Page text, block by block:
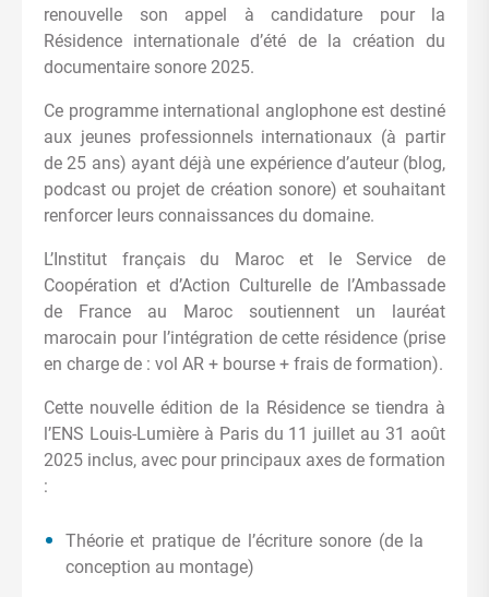
renouvelle son appel à candidature pour la
Résidence internationale d’été de la création du
documentaire sonore 2025.
Ce programme international anglophone est destiné
aux jeunes professionnels internationaux (à partir
de 25 ans) ayant déjà une expérience d’auteur (blog,
podcast ou projet de création sonore) et souhaitant
renforcer leurs connaissances du domaine.
L’Institut français du Maroc et le Service de
Coopération et d’Action Culturelle de l’Ambassade
de France au Maroc soutiennent un lauréat
marocain pour l’intégration de cette résidence (prise
en charge de : vol AR + bourse + frais de formation).
Cette nouvelle édition de la Résidence se tiendra à
l’ENS Louis-Lumière à Paris du 11 juillet au 31 août
2025 inclus, avec pour principaux axes de formation
:
Théorie et pratique de l’écriture sonore (de la
conception au montage)